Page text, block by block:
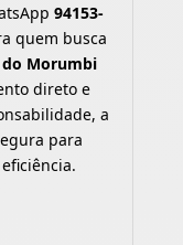
94153-
quem busca
Morumbi
direto e
a
para